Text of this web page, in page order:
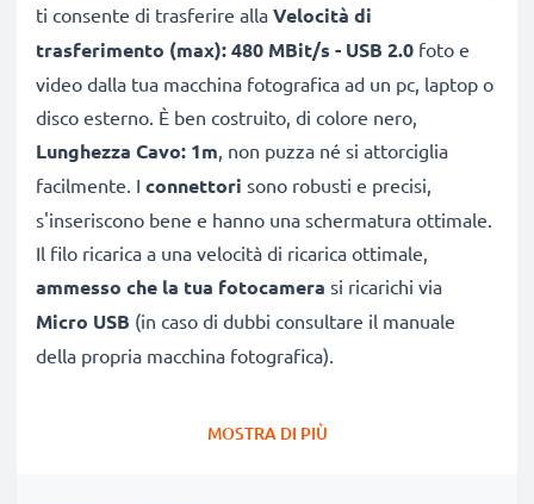
ti consente di trasferire alla Velocità di
trasferimento (max): 480 MBit/s - USB 2.0 foto e
video dalla tua macchina fotografica ad un pc, laptop o
disco esterno. È ben costruito, di colore nero,
Lunghezza Cavo: 1m, non puzza né si attorciglia
facilmente. I connettori sono robusti e precisi,
s'inseriscono bene e hanno una schermatura ottimale.
Il filo ricarica a una velocità di ricarica ottimale,
ammesso che la tua fotocamera si ricarichi via
Micro USB (in caso di dubbi consultare il manuale
della propria macchina fotografica).
CAVETTO USB SOSTITUTIVO, CONNETTE UNA
MOSTRA DI PIÙ